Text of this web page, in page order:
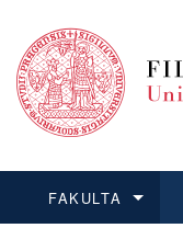
FAKULTA